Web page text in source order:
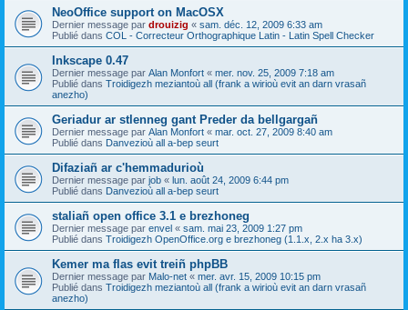
NeoOffice support on MacOSX
Dernier message par drouizig « sam. déc. 12, 2009 6:33 am
Publié dans COL - Correcteur Orthographique Latin - Latin Spell Checker
Inkscape 0.47
Dernier message par Alan Monfort « mer. nov. 25, 2009 7:18 am
Publié dans Troidigezh meziantoù all (frank a wirioù evit an darn vrasañ
anezho)
Geriadur ar stlenneg gant Preder da bellgargañ
Dernier message par Alan Monfort « mar. oct. 27, 2009 8:40 am
Publié dans Danvezioù all a-bep seurt
Difaziañ ar c'hemmadurioù
Dernier message par job « lun. août 24, 2009 6:44 pm
Publié dans Danvezioù all a-bep seurt
staliañ open office 3.1 e brezhoneg
Dernier message par envel « sam. mai 23, 2009 1:27 pm
Publié dans Troidigezh OpenOffice.org e brezhoneg (1.1.x, 2.x ha 3.x)
Kemer ma flas evit treiñ phpBB
Dernier message par Malo-net « mer. avr. 15, 2009 10:15 pm
Publié dans Troidigezh meziantoù all (frank a wirioù evit an darn vrasañ
anezho)